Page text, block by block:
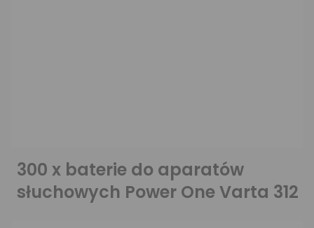
300 x baterie do aparatów
słuchowych Power One Varta 312